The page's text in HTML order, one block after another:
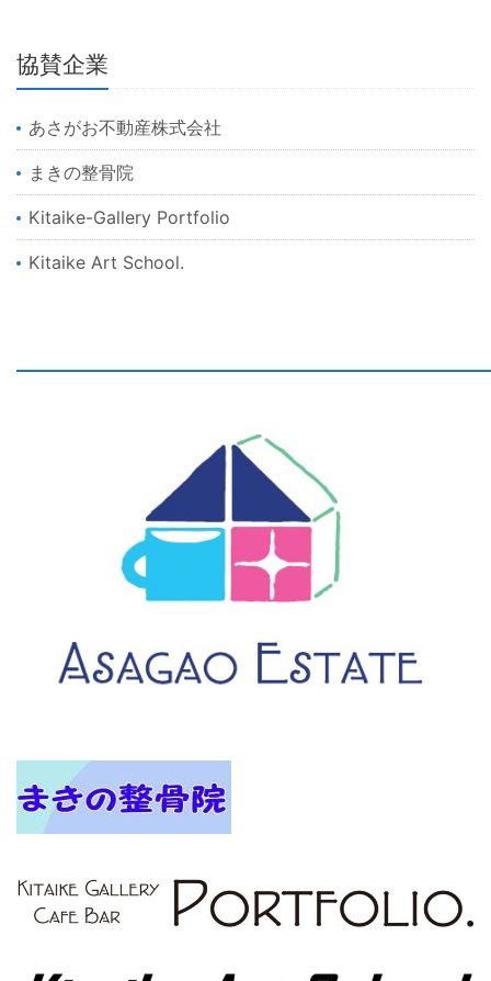
協賛企業
あさがお不動産株式会社
まきの整骨院
Kitaike-Gallery Portfolio
Kitaike Art School.